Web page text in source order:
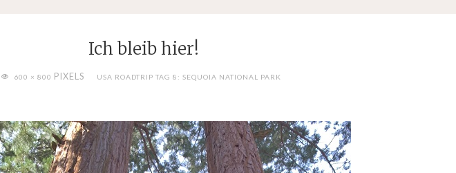
Ich bleib hier!
FULL600 × 800 PIXELS USA ROADTRIP TAG 8: SEQUOIA NATIONAL PARK